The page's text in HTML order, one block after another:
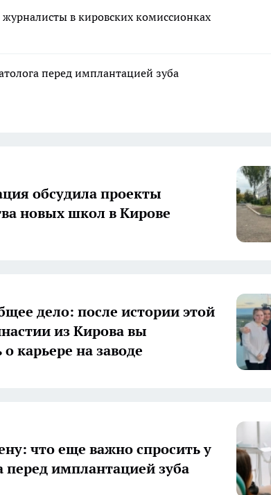
в кировских комиссионках
перед имплантацией зуба
обсудила проекты
новых школ в Кирове
дело: после истории этой
из Кирова вы
о карьере на заводе
что еще важно спросить у
перед имплантацией зуба